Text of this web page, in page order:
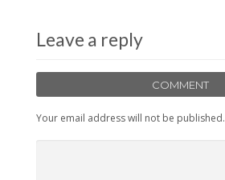
Leave a reply
COMMENT
Your email address will not be published.